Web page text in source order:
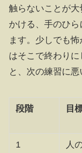
触らないことが
かける、手のひら
ます。少しでも
はそこで終わり
と、次の練習に悪
段階 目
1
人